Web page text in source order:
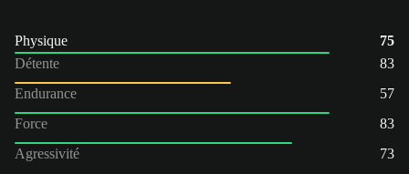
Physique
75
Détente
83
Endurance
57
Force
83
Agressivité
73